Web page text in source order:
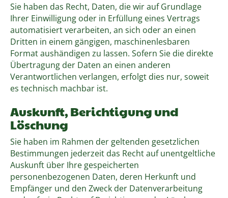
Sie haben das Recht, Daten, die wir auf Grundlage
Ihrer Einwilligung oder in Erfüllung eines Vertrags
automatisiert verarbeiten, an sich oder an einen
Dritten in einem gängigen, maschinenlesbaren
Format aushändigen zu lassen. Sofern Sie die direkte
Übertragung der Daten an einen anderen
Verantwortlichen verlangen, erfolgt dies nur, soweit
es technisch machbar ist.
Auskunft, Berichtigung und
Löschung
Sie haben im Rahmen der geltenden gesetzlichen
Bestimmungen jederzeit das Recht auf unentgeltliche
Auskunft über Ihre gespeicherten
personenbezogenen Daten, deren Herkunft und
Empfänger und den Zweck der Datenverarbeitung